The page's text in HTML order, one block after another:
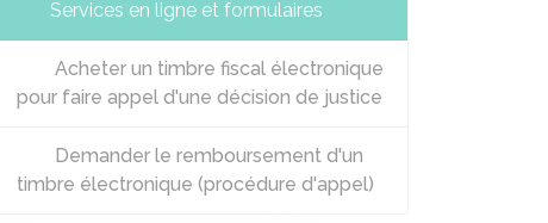
Services en ligne et formulaires
Acheter un timbre fiscal électronique
pour faire appel d'une décision de justice
Demander le remboursement d'un
timbre électronique (procédure d'appel)